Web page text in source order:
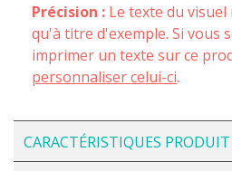
Précision : Le texte du
qu'à titre d'exemple. Si vous
imprimer un texte sur ce
personnaliser celui-ci.
CARACTÉRISTIQUES PRODUIT